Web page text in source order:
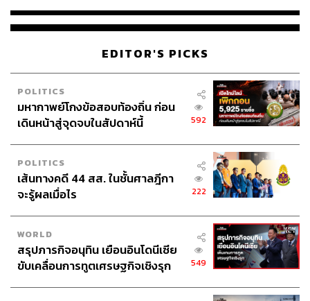
EDITOR'S PICKS
POLITICS
มหากาพย์โกงข้อสอบท้องถิ่น ก่อน
เดินหน้าสู่จุดจบในสัปดาห์นี้
592
POLITICS
เส้นทางคดี 44 สส. ในชั้นศาลฎีกา
จะรู้ผลเมื่อไร
222
WORLD
สรุปภารกิจอนุทิน เยือนอินโดนีเซีย
ขับเคลื่อนการทูตเศรษฐกิจเชิงรุก
549